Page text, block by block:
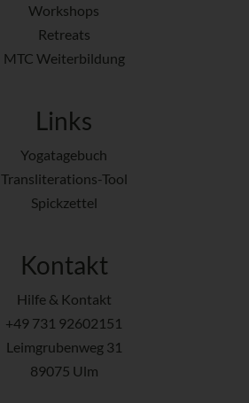
Workshops
Retreats
MTC Weiterbildung
Links
Yogatagebuch
Transliterations-Tool
Spickzettel
Kontakt
Hilfe & Kontakt
+49 731 92602151
Leimgrubenweg 31
89075 Ulm